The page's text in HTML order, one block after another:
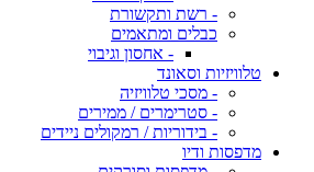
- רשת ותקשורת
כבלים ומתאמים
- אחסון וגיבוי
טלוויזיות וסאונד
- מסכי טלוויזיה
- סטרימרים / ממירים
- בידוריות / רמקולים ניידים
מדפסות ודיו